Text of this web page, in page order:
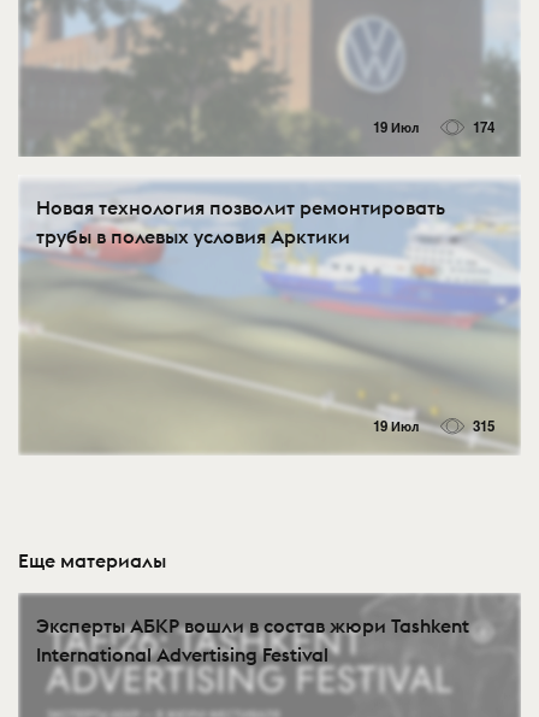
19 Июл 174
Новая технология позволит ремонтировать
трубы в полевых условия Арктики
19 Июл 315
Еще материалы
Эксперты АБКР вошли в состав жюри Tashkent
International Advertising Festival